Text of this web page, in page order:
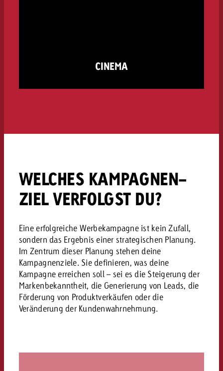
CINEMA
WELCHES KAMPAGNEN-
ZIEL VERFOLGST DU?
Eine erfolgreiche Werbekampagne ist kein Zufall,
sondern das Ergebnis einer strategischen Planung.
Im Zentrum dieser Planung stehen deine
Kampagnenziele. Sie definieren, was deine
Kampagne erreichen soll – sei es die Steigerung der
Markenbekanntheit, die Generierung von Leads, die
Förderung von Produktverkäufen oder die
Veränderung der Kundenwahrnehmung.